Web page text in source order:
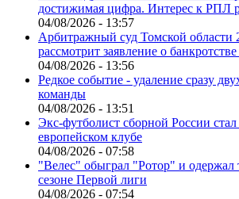
достижимая цифра. Интерес к РПЛ
04/08/2026 - 13:57
Арбитражный суд Томской области
рассмотрит заявление о
04/08/2026 - 13:56
Редкое событие - удаление сразу
команды
04/08/2026 - 13:51
Экс-футболист сборной России
европейском клубе
04/08/2026 - 07:58
"Велес" обыграл "Ротор" и одержал
сезоне Первой лиги
04/08/2026 - 07:54